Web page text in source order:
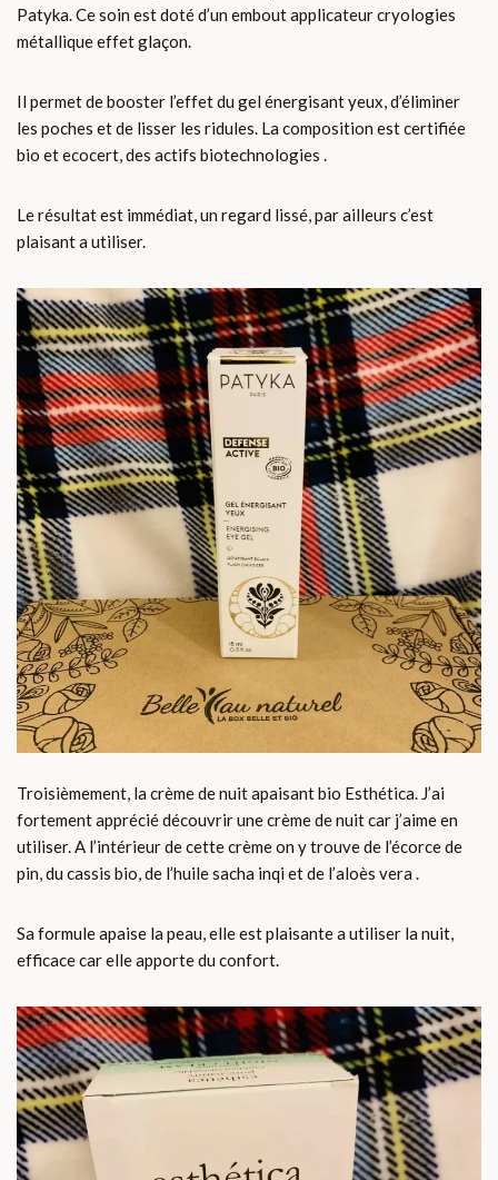
Patyka. Ce soin est doté d’un embout applicateur cryologies
métallique effet glaçon.
Il permet de booster l’effet du gel énergisant yeux, d’éliminer
les poches et de lisser les ridules. La composition est certifiée
bio et ecocert, des actifs biotechnologies .
Le résultat est immédiat, un regard lissé, par ailleurs c’est
plaisant a utiliser.
Troisièmement, la crème de nuit apaisant bio Esthética. J’ai
fortement apprécié découvrir une crème de nuit car j’aime en
utiliser. A l’intérieur de cette crème on y trouve de l’écorce de
pin, du cassis bio, de l’huile sacha inqi et de l’aloès vera .
Sa formule apaise la peau, elle est plaisante a utiliser la nuit,
efficace car elle apporte du confort.